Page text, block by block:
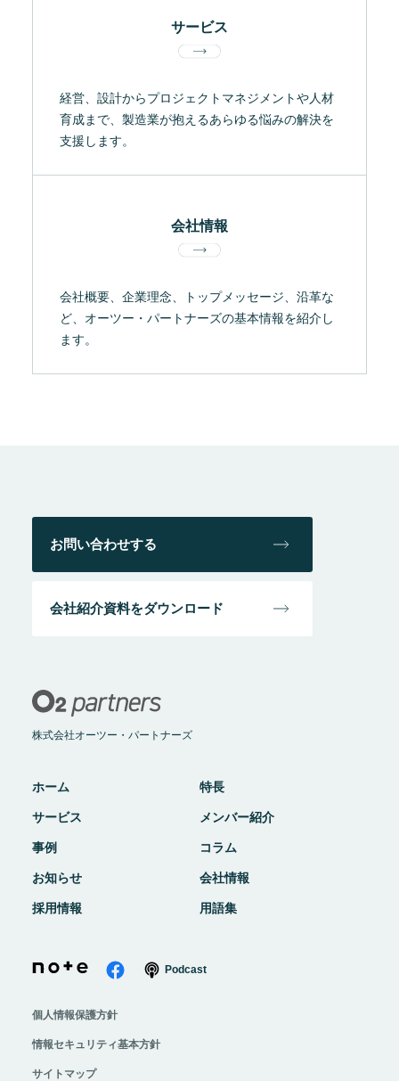
サービス
経営、設計からプロジェクトマネジメントや人材
育成まで、製造業が抱えるあらゆる悩みの解決を
支援します。
会社情報
会社概要、企業理念、トップメッセージ、沿革な
ど、オーツー・パートナーズの基本情報を紹介し
ます。
お問い合わせする
会社紹介資料をダウンロード
株式会社オーツー・パートナーズ
ホーム 特長
サービス メンバー紹介
事例 コラム
お知らせ 会社情報
採用情報 用語集
Podcast
個人情報保護方針
情報セキュリティ基本方針
サイトマップ